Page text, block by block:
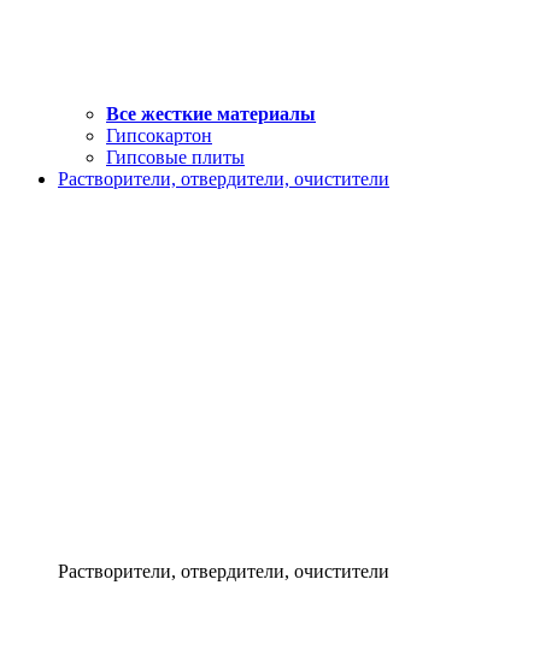
Все жесткие материалы
Гипсокартон
Гипсовые плиты
Растворители, отвердители, очистители
Растворители, отвердители, очистители